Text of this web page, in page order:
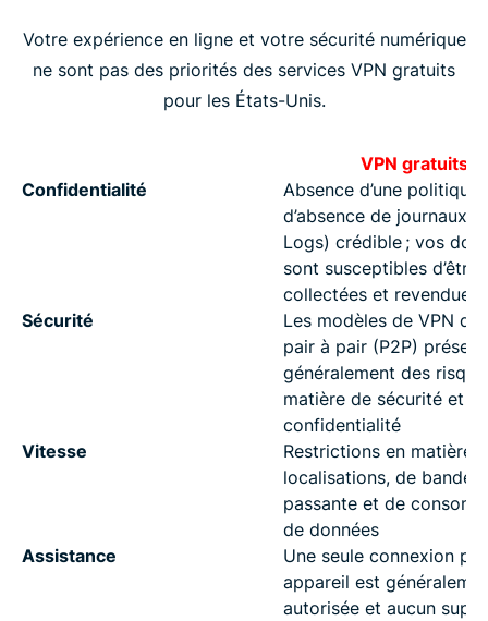
Votre expérience en ligne et votre sécurité numérique
ne sont pas des priorités des services VPN gratuits
pour les États-Unis.
VPN gratuits
Confidentialité
Absence d’une politique
d’absence de journaux
Logs) crédible ; vos
sont susceptibles d’être
collectées et revendues
Sécurité
Les modèles de VPN de
pair à pair (P2P)
généralement des
matière de sécurité et
confidentialité
Vitesse
Restrictions en matière
localisations, de bande
passante et de
de données
Assistance
Une seule connexion par
appareil est
autorisée et aucun